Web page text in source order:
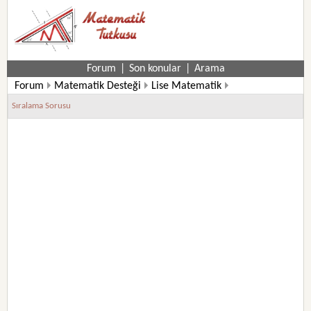
Forum Son konular
Arama
Forum
Matematik Desteği
Lise Matematik
12. Sınıf Matematik Soruları
Sıralama Sorusu